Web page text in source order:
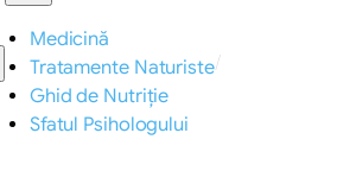
Medicină
Tratamente Naturiste
Ghid de Nutriție
Sfatul Psihologului
/